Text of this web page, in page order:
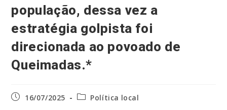
população, dessa vez a
estratégia golpista foi
direcionada ao povoado de
Queimadas.*
Post16/07/2025
Categoria
Política local